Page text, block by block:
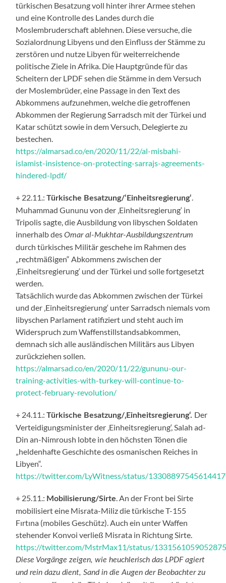
türkischen Besatzung voll hinter ihrer Armee stehen
und eine Kontrolle des Landes durch die
Moslembruderschaft ablehnen. Diese versuche, die
Sozialordnung Libyens und den Einfluss der Stämme zu
zerstören und nutze Libyen für weiterreichende
politische Ziele in Afrika. Die Hauptgründe für das
Scheitern der LPDF sehen die Stämme in dem Versuch
der Moslembrüder, eine Passage in den Text des
Abkommens aufzunehmen, welche die getroffenen
Abkommen der Regierung Sarradsch mit der Türkei und
Katar schützt sowie in dem Versuch, Delegierte zu
bestechen.
https://almarsad.co/en/2020/11/22/al-misbahi-
islamist-insistence-on-protecting-sarrajs-agreements-
hindered-lpdf/
+ 22.11.:Türkische Besatzung/‘Einheitsregierung‘
Muhammad Gununu von der ‚Einheitsregierung‘ in
Tripolis sagte, die Ausbildung von libyschen Soldaten
innerhalb desOmar al-Mukhtar-Ausbildungszentrum
durch türkisches Militär geschehe im Rahmen des
„rechtmäßigen“ Abkommens zwischen der
‚Einheitsregierung‘ und der Türkei und solle fortgesetzt
werden.
Tatsächlich wurde das Abkommen zwischen der Türkei
und der ‚Einheitsregierung‘ unter Sarradsch niemals vom
libyschen Parlament ratifiziert und steht auch im
Widerspruch zum Waffenstillstandsabkommen,
demnach sich alle ausländischen Militärs aus Libyen
zurückziehen sollen.
https://almarsad.co/en/2020/11/22/gununu-our-
training-activities-with-turkey-will-continue-to-
protect-february-revolution/
+ 24.11.:Türkische Besatzung/‚Einheitsregierung‘. Der
Verteidigungsminister der ‚Einheitsregierung‘, Salah ad-
Din an-Nimroush lobte in den höchsten Tönen die
„heldenhafte Geschichte des osmanischen Reiches in
Libyen“.
https://twitter.com/LyWitness/status/
+ 25.11.: Mobilisierung/Sirte . An der Front bei Sirte
mobilisiert eine Misrata-Miliz die türkische T-155
Fırtına (mobiles Geschütz). Auch ein unter Waffen
stehender Konvoi verließ Misrata in Richtung Sirte.
https://twitter.com/MstrMax11/status/
Diese Vorgänge zeigen, wie heuchlerisch das LPDF agiert
und rein dazu dient, Sand in die Augen der Beobachter zu